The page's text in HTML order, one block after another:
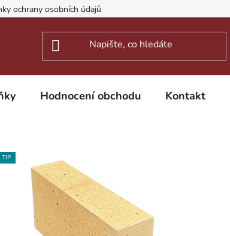
ochrany osobních údajů
Hodnocení obchodu Kontakt
TIP